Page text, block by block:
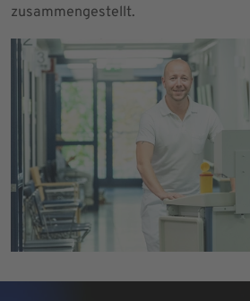
zusammengestellt.